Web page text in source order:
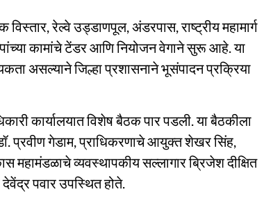
रेल्वे उड्डाणपूल, अंडरपास, राष्ट्रीय महामार्ग
कामांचे टेंडर आणि नियोजन वेगाने सुरू आहे. या
असल्याने जिल्हा प्रशासनाने भूसंपादन प्रक्रिया
कार्यालयात विशेष बैठक पार पडली. या बैठकीला
प्रवीण गेडाम, प्राधिकरणाचे आयुक्त शेखर सिंह,
महामंडळाचे व्यवस्थापकीय सल्लागार ब्रिजेश दीक्षित
पवार उपस्थित होते.